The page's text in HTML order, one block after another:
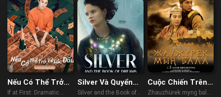
Nếu Có Thể Trở
Về Lúc Đầu:
If at First: Dramatic
Silver Và Quyển
Mộng Thư
Silver and the Book of
Cuộc Chiến Trên
Thảo Nguyên
Zhauzhürek myng bala